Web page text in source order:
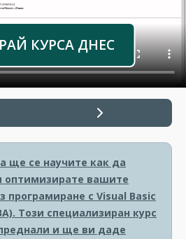
КУРСА ДНЕС
ще се научите как да
оптимизирате вашите
програмиране с Visual Basic
Този специализиран курс
и ще ви даде